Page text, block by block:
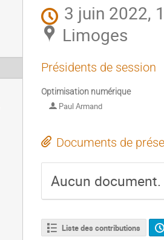
3 juin 2022,
Limoges
Présidents de session
Optimisation numérique
Paul Armand
Documents de
Aucun document.
Liste des contributions